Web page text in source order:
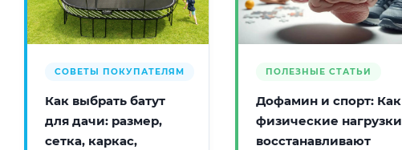
СОВЕТЫ ПОКУПАТЕЛЯМ
Как выбрать батут
для дачи: размер,
сетка, каркас,
ПОЛЕЗНЫЕ СТАТЬИ
Дофамин и спорт: Как
физические нагрузки
восстанавливают